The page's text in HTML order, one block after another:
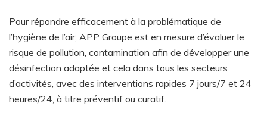
Pour répondre efficacement à la problématique de
l’hygiène de l’air, APP Groupe est en mesure d’évaluer le
risque de pollution, contamination afin de développer une
désinfection adaptée et cela dans tous les secteurs
d’activités, avec des interventions rapides 7 jours/7 et 24
heures/24, à titre préventif ou curatif.